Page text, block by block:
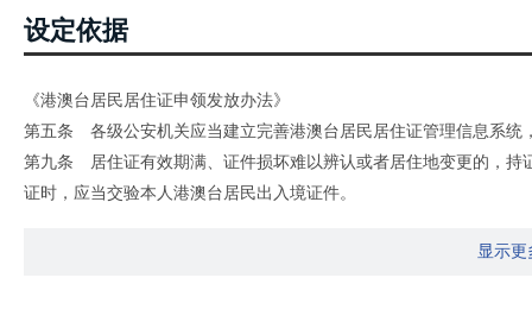
设定依据
《港澳台居民居住证申领发放办法》
第五条 各级公安机关应当建立完善港澳台居民居住证管理信息系统
第九条 居住证有效期满、证件损坏难以辨认或者居住地变更的，持
证时，应当交验本人港澳台居民出入境证件。
显示更